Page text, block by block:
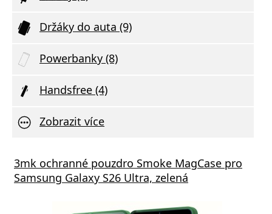
Držáky do auta (9)
Powerbanky (8)
Handsfree (4)
Zobrazit více
3mk ochranné pouzdro Smoke MagCase pro
Samsung Galaxy S26 Ultra, zelená
GaN5 Pro 65W černá